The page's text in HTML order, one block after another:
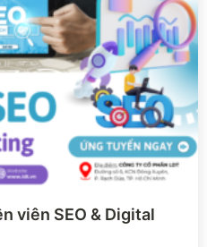
viên SEO & Digital